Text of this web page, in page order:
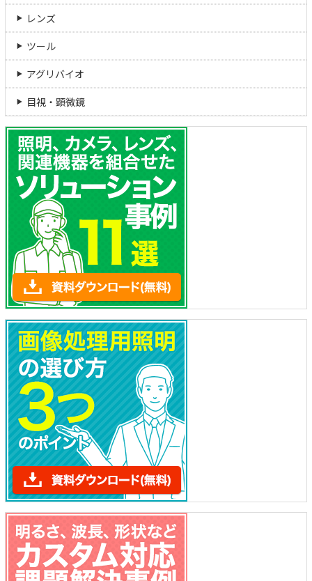
レンズ
ツール
アグリバイオ
目視・顕微鏡